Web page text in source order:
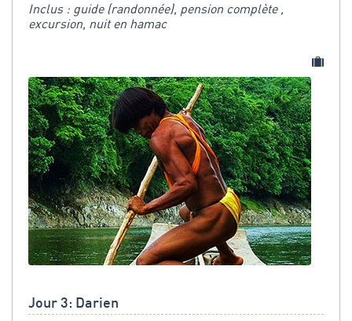
Inclus : guide (randonnée), pension complète ,
excursion, nuit en hamac
Jour 3: Darien